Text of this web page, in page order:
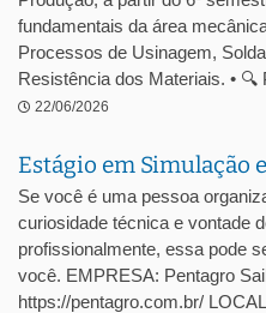
fundamentais da área
Processos de Usinagem,
Resistência dos Materiais. • 🔍
22/06/2026
Estágio em Simulação
Se você é uma pessoa
curiosidade técnica e vontade
profissionalmente, essa pode
você. EMPRESA: Pentagro
https://pentagro.com.br/